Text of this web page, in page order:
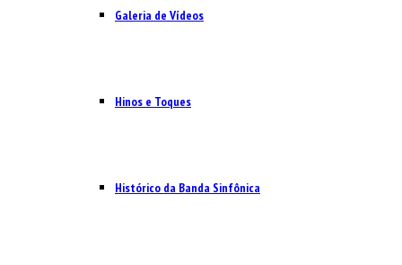
Galeria de Vídeos
Hinos e Toques
Histórico da Banda Sinfônica